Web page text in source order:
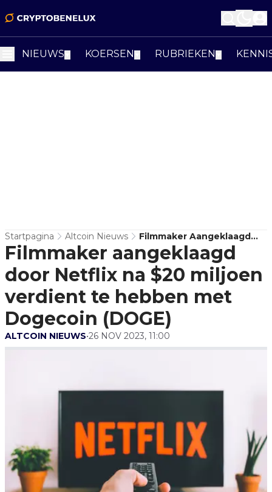
NIEUWS KOERSEN RUBRIEKEN
Startpagina Altcoin Nieuws
Filmmaker Aangeklaagd
Door Netflix Na $20 Miljoen
Verdient Te Hebben Met
Dogecoin (DOGE)
Filmmaker aangeklaagd
door Netflix na $20 miljoen
verdient te hebben met
Dogecoin (DOGE)
ALTCOIN NIEUWS•26 NOV 2023, 11:00